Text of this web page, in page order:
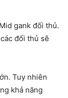
gank đối thủ.
đối thủ sẽ
Tuy nhiên
khả năng